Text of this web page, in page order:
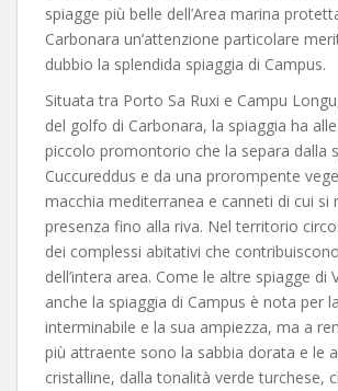
spiagge più belle dell’Area marina
Carbonara un’attenzione particolare
dubbio la splendida spiaggia di Campus.
Situata tra Porto Sa Ruxi e Campu
del golfo di Carbonara, la spiaggia ha
piccolo promontorio che la separa dalla
Cuccureddus e da una prorompente
macchia mediterranea e canneti di cui si
presenza fino alla riva. Nel territorio
dei complessi abitativi che
dell’intera area. Come le altre spiagge di
anche la spiaggia di Campus è nota per
interminabile e la sua ampiezza, ma a
più attraente sono la sabbia dorata e le
cristalline, dalla tonalità verde turchese,